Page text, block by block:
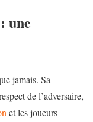
une
jamais. Sa
de l’adversaire,
et les joueurs